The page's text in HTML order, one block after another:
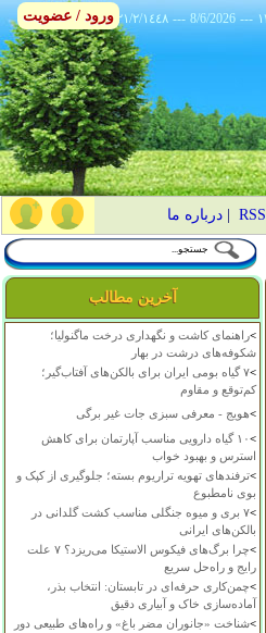
٢١/٢/١٤٤٨ --- 8/6/2026 ---
RSS
|درباره ما
آخرین مطالب
>راهنمای کاشت و نگهداری درخت ماگنولیا؛
شکوفه‌های درشت در بهار
>
۷ گیاه بومی ایران برای بالکن‌های آفتاب‌گیر؛
کم‌توقع و مقاوم
>هویج - معرفی سبزی جات غیر برگی
>
۱۰ گیاه دارویی مناسب آپارتمان برای کاهش
استرس و بهبود خواب
>ترفندهای تهویه تراریوم بسته؛ جلوگیری از کپک و
بوی نامطبوع
>
۷ بری و میوه جنگلی مناسب کشت گلدانی در
بالکن‌های ایرانی
>
چرا برگ‌های فیکوس الاستیکا می‌ریزد؟ ۷ علت
رایج و راه‌حل سریع
>چمن‌کاری حرفه‌ای در تابستان: انتخاب بذر،
آماده‌سازی خاک و آبیاری دقیق
>شناخت «جانوران مضر باغ» و راه‌های طبیعی دور
ورود / عضویت